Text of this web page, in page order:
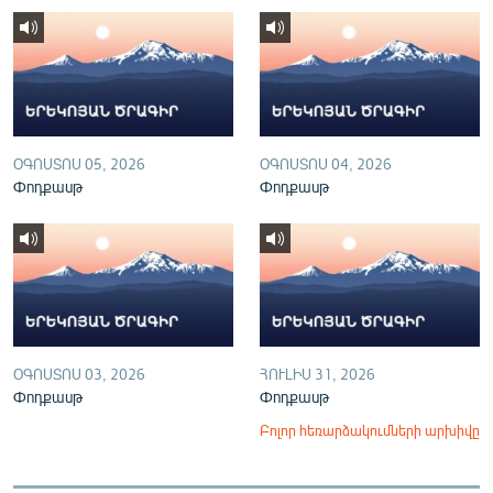
English
Русский
ՀԵՏԵՎԵՔ ՄԵԶ
«Ազատության» բոլոր կայքերը
ՕԳՈՍՏՈՍ 05, 2026
Փոդքասթ
ՕԳՈՍՏՈՍ 04, 2026
Փոդքասթ
ՕԳՈՍՏՈՍ 03, 2026
Փոդքասթ
ՀՈՒԼԻՍ 31, 2026
Փոդքասթ
Բոլոր հեռարձակումների արխիվը